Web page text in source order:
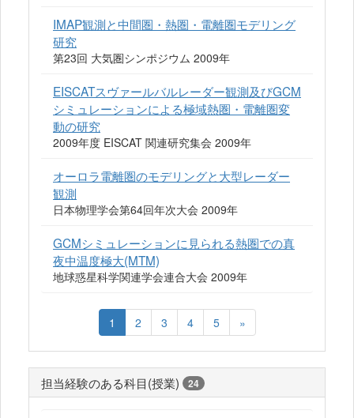
IMAP観測と中間圏・熱圏・電離圏モデリング
研究
第23回 大気圏シンポジウム 2009年
EISCATスヴァールバルレーダー観測及びGCM
シミュレーションによる極域熱圏・電離圏変
動の研究
2009年度 EISCAT 関連研究集会 2009年
オーロラ電離圏のモデリングと大型レーダー
観測
日本物理学会第64回年次大会 2009年
GCMシミュレーションに見られる熱圏での真
夜中温度極大(MTM)
地球惑星科学関連学会連合大会 2009年
1 2 3 4 5 »
担当経験のある科目(授業) 24